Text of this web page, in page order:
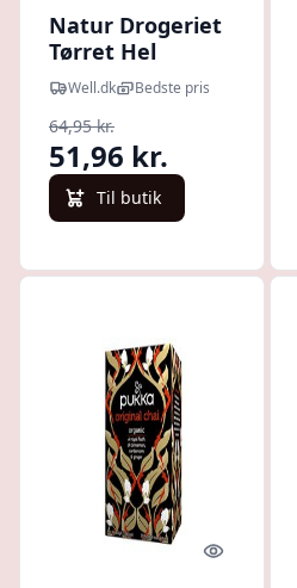
Natur Drogeriet
Tørret Hel
Kardemomme
(25 g)
Well.dk Bedste pris
64,95 kr.
51,96 kr.
Til butik
Quick look